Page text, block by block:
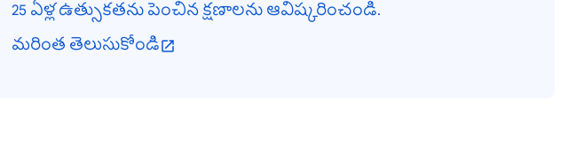
25 ఏళ్ల ఉత్సుకతను పెంచిన క్షణాలను ఆవిష్కరించండి.
మరింత తెలుసుకోండి